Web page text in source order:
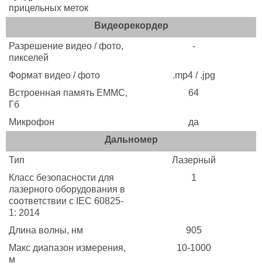
прицельных меток
Видеорекордер
Разрешение видео / фото,
пикселей
-
Формат видео / фото
.mp4 / .jpg
Встроенная память EMMC,
Гб
64
Микрофон
да
Дальномер
Тип
Лазерный
Класс безопасности для
лазерного оборудования в
соответствии с IEC 60825-
1: 2014
1
Длина волны, нм
905
Макс диапазон измерения,
м
10-1000